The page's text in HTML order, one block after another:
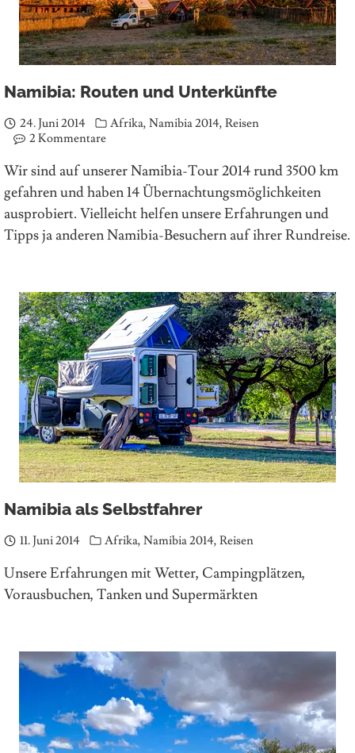
Namibia: Routen und Unterkünfte
24. Juni 2014 Afrika, Namibia 2014, Reisen
2 Kommentare
Wir sind auf unserer Namibia-Tour 2014 rund 3500 km
gefahren und haben 14 Übernachtungsmöglichkeiten
ausprobiert. Vielleicht helfen unsere Erfahrungen und
Tipps ja anderen Namibia-Besuchern auf ihrer Rundreise.
Namibia als Selbstfahrer
11. Juni 2014 Afrika, Namibia 2014, Reisen
Unsere Erfahrungen mit Wetter, Campingplätzen,
Vorausbuchen, Tanken und Supermärkten